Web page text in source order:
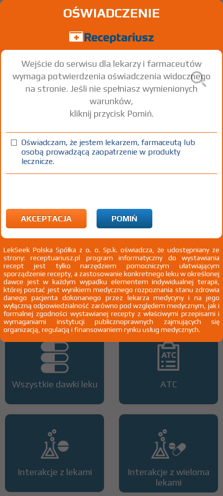
Prednisone
tabl. 2,5 mg 20 szt. Doustnie
100%
2) Refundacja we wszystkich zarejestrowanych wskazaniach. (Patrz
wskazania przy opisie leku) Wskazania pozarejestracyjne:
zespołu Guillaina-Barrego); obturacyjne choroby płuc - w przypadkach
innych niż określone w ChPL; choroby autoimmunizacyjne - w
przypadkach innych niż określone w ChPL; stan po przeszczepie
narządu, kończyny, tkanek, komórek lub szpikuPokaż wskazania
chpl.
3)Pacjenci 65+
4)Kobiety w ciąży
5)Pacjenci do ukończenia 18 roku życia
Wszystkie dawki leku
Interakcje z lekami
ATC
Interakcje z wieloma
lekami
OŚWIADCZENIE
Wejście do serwisu dla lekarzy i farmaceutów
wymaga potwierdzenia oświadczenia widocznego
na stronie. Jeśli nie spełniasz wymienionych
warunków,
kliknij przycisk Pomiń.
Oświadczam, że jestem lekarzem, farmaceutą lub
osobą prowadzącą zaopatrzenie w produkty
lecznicze.
AKCEPTACJA POMIŃ
LekSeek Polska Spółka z o. o. Sp.k. oświadcza, że udostępniany ze
strony: receptuariusz.pl program informatyczny do wystawiania
recept jest tylko narzędziem pomocniczym ułatwiającym
sporządzenie recepty, a zastosowanie konkretnego leku w określonej
dawce jest w każdym wypadku elementem indywidualnej terapii,
której postać jest wynikiem medycznego rozpoznania stanu zdrowia
danego pacjenta dokonanego przez lekarza medycyny i na jego
wyłączną odpowiedzialność zarówno pod względem medycznym, jak i
formalnej zgodności wystawianej recepty z właściwymi przepisami i
wymaganiami instytucji publicznoprawnych zajmujących się
organizacją, regulacją i finansowaniem rynku usług medycznych.